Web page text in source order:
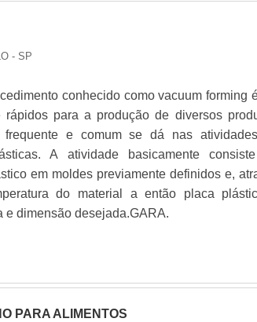
- SP
conhecido como vacuum forming
para a produção de diversos
frequente e comum se dá nas
A atividade basicamente
em moldes previamente definidos e,
do material a então placa
e dimensão desejada.GARA.
PARA ALIMENTOS